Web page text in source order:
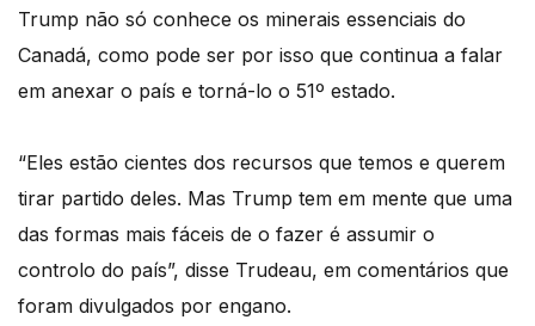
Trump não só conhece os minerais essenciais do
Canadá, como pode ser por isso que continua a falar
em anexar o país e torná-lo o 51º estado.
“Eles estão cientes dos recursos que temos e querem
tirar partido deles. Mas Trump tem em mente que uma
das formas mais fáceis de o fazer é assumir o
controlo do país”, disse Trudeau, em comentários que
foram divulgados por engano.